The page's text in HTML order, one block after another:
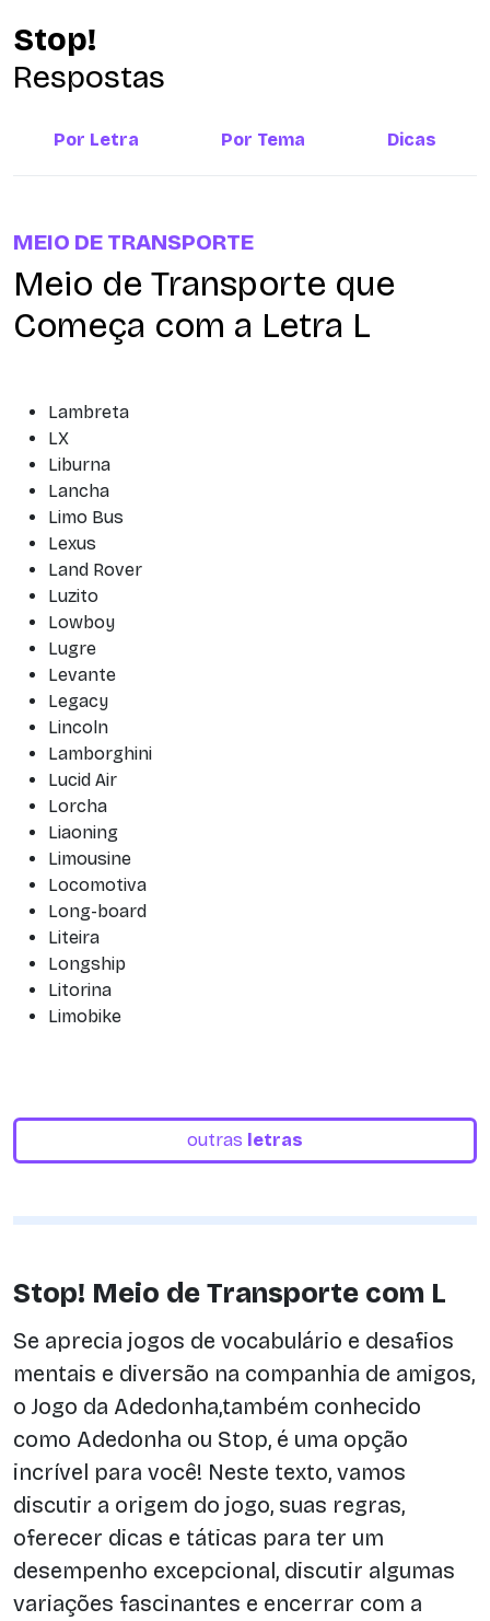
Stop!
Respostas
Por Letra Por Tema Dicas
MEIO DE TRANSPORTE
Meio de Transporte que
Começa com a Letra L
Lambreta
LX
Liburna
Lancha
Limo Bus
Lexus
Land Rover
Luzito
Lowboy
Lugre
Levante
Legacy
Lincoln
Lamborghini
Lucid Air
Lorcha
Liaoning
Limousine
Locomotiva
Long-board
Liteira
Longship
Litorina
Limobike
outras letras
Stop! Meio de Transporte com L
Se aprecia jogos de vocabulário e desafios
mentais e diversão na companhia de amigos,
o Jogo da Adedonha,também conhecido
como Adedonha ou Stop, é uma opção
incrível para você! Neste texto, vamos
discutir a origem do jogo, suas regras,
oferecer dicas e táticas para ter um
desempenho excepcional, discutir algumas
variações fascinantes e encerrar com a